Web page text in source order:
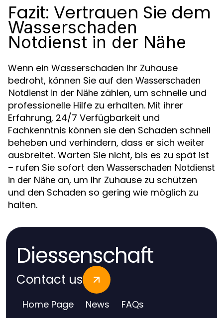
Fazit: Vertrauen Sie dem
Wasserschaden
Notdienst in der Nähe
Wenn ein Wasserschaden Ihr Zuhause
bedroht, können Sie auf den Wasserschaden
Notdienst in der Nähe zählen, um schnelle und
professionelle Hilfe zu erhalten. Mit ihrer
Erfahrung, 24/7 Verfügbarkeit und
Fachkenntnis können sie den Schaden schnell
beheben und verhindern, dass er sich weiter
ausbreitet. Warten Sie nicht, bis es zu spät ist
– rufen Sie sofort den Wasserschaden Notdienst
in der Nähe an, um Ihr Zuhause zu schützen
und den Schaden so gering wie möglich zu
halten.
Diessenschaft
Contact us
Home Page News FAQs